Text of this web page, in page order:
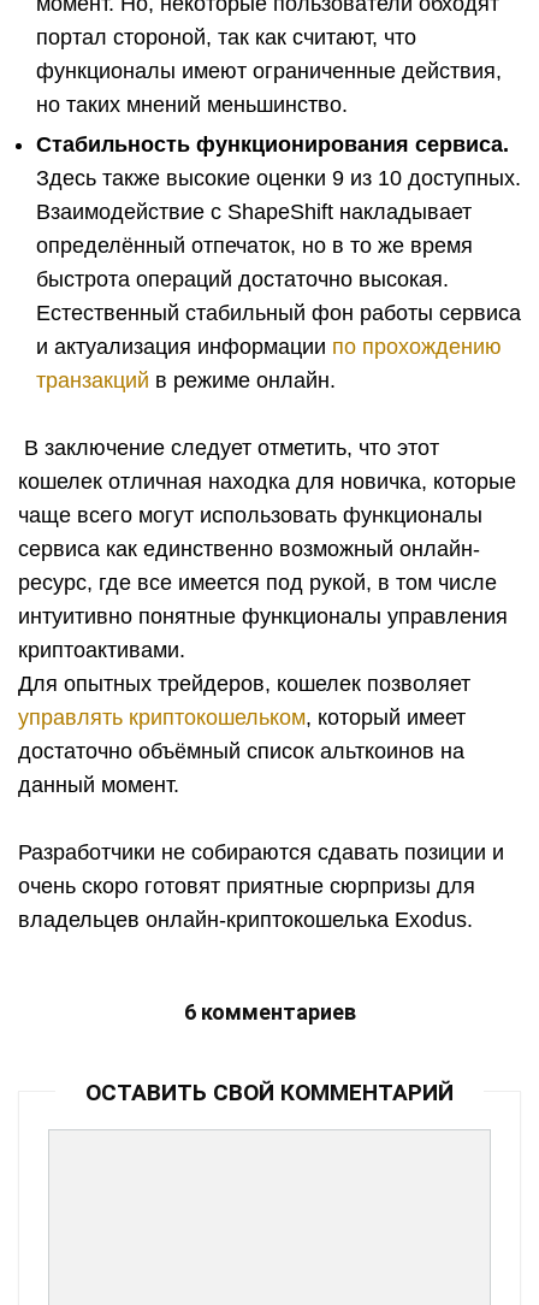
портал стороной, так как считают, что
функционалы имеют ограниченные действия,
но таких мнений меньшинство.
Стабильность функционирования сервиса.
Здесь также высокие оценки 9 из 10 доступных.
Взаимодействие с ShapeShift накладывает
определённый отпечаток, но в то же время
быстрота операций достаточно высокая.
Естественный стабильный фон работы сервиса
и актуализация информации по прохождению
транзакций в режиме онлайн.
В заключение следует отметить, что этот
кошелек отличная находка для новичка, которые
чаще всего могут использовать функционалы
сервиса как единственно возможный онлайн-
ресурс, где все имеется под рукой, в том числе
интуитивно понятные функционалы управления
криптоактивами.
Для опытных трейдеров, кошелек позволяет
управлять криптокошельком, который имеет
достаточно объёмный список альткоинов на
данный момент.
Разработчики не собираются сдавать позиции и
очень скоро готовят приятные сюрпризы для
владельцев онлайн-криптокошелька Exodus.
6 комментариев
ОСТАВИТЬ СВОЙ КОММЕНТАРИЙ